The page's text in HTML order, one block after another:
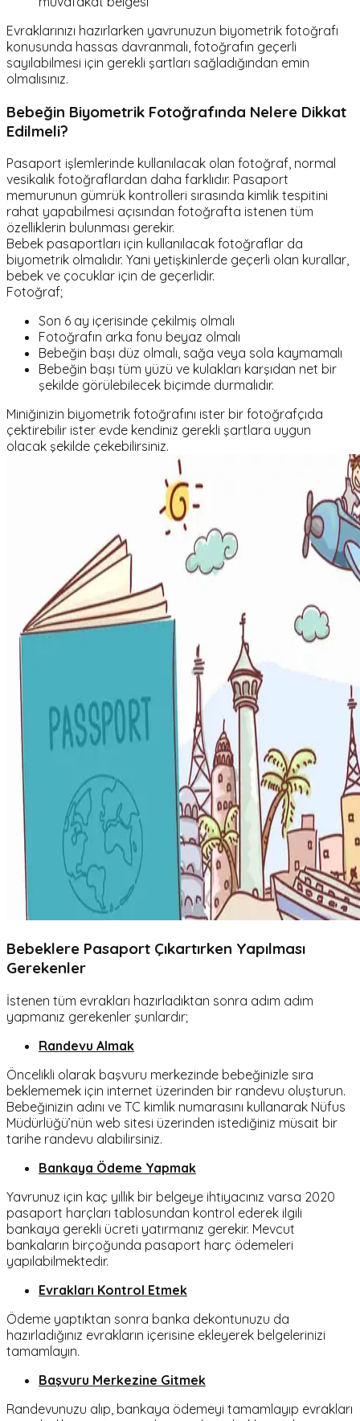
Evraklarınızı hazırlarken yavrunuzun biyometrik fotoğrafı
konusunda hassas davranmalı, fotoğrafın geçerli
sayılabilmesi için gerekli şartları sağladığından emin
olmalısınız.
Bebeğin Biyometrik Fotoğrafında Nelere Dikkat
Edilmeli?
Pasaport işlemlerinde kullanılacak olan fotoğraf, normal
vesikalık fotoğraflardan daha farklıdır. Pasaport
memurunun gümrük kontrolleri sırasında kimlik tespitini
rahat yapabilmesi açısından fotoğrafta istenen tüm
özelliklerin bulunması gerekir.
Bebek pasaportları için kullanılacak fotoğraflar da
biyometrik olmalıdır. Yani yetişkinlerde geçerli olan kurallar,
bebek ve çocuklar için de geçerlidir.
Fotoğraf;
Son 6 ay içerisinde çekilmiş olmalı
Fotoğrafın arka fonu beyaz olmalı
Bebeğin başı düz olmalı, sağa veya sola kaymamalı
Bebeğin başı tüm yüzü ve kulakları karşıdan net bir
şekilde görülebilecek biçimde durmalıdır.
Miniğinizin biyometrik fotoğrafını ister bir fotoğrafçıda
çektirebilir ister evde kendiniz gerekli şartlara uygun
olacak şekilde çekebilirsiniz.
Bebeklere Pasaport Çıkartırken Yapılması
Gerekenler
İstenen tüm evrakları hazırladıktan sonra adım adım
yapmanız gerekenler şunlardır;
Randevu Almak
Öncelikli olarak başvuru merkezinde bebeğinizle sıra
beklememek için internet üzerinden bir randevu oluşturun.
Bebeğinizin adını ve TC kimlik numarasını kullanarak Nüfus
Müdürlüğü’nün web sitesi üzerinden istediğiniz müsait bir
tarihe randevu alabilirsiniz.
Bankaya Ödeme Yapmak
Yavrunuz için kaç yıllık bir belgeye ihtiyacınız varsa 2020
pasaport harçları tablosundan kontrol ederek ilgili
bankaya gerekli ücreti yatırmanız gerekir. Mevcut
bankaların birçoğunda pasaport harç ödemeleri
yapılabilmektedir.
Evrakları Kontrol Etmek
Ödeme yaptıktan sonra banka dekontunuzu da
hazırladığınız evrakların içerisine ekleyerek belgelerinizi
tamamlayın.
Başvuru Merkezine Gitmek
Randevunuzu alıp, bankaya ödemeyi tamamlayıp evrakları